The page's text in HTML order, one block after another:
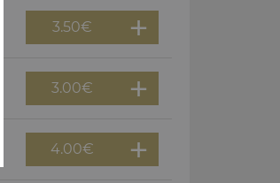
3.50€
3.00€
4.00€